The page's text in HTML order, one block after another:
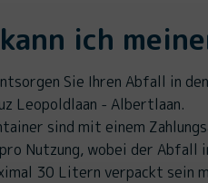
ich
Sie Ihren Abfall in
Leopoldlaan - Albertlaan.
sind mit einem
Nutzung, wobei der Abfall
30 Litern verpackt sein